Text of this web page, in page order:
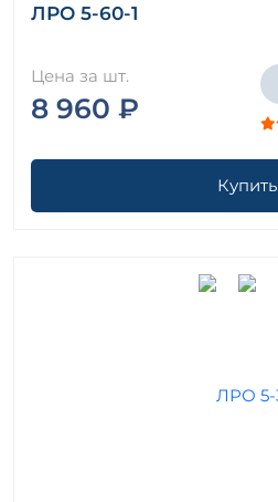
ЛРО 5-60-1
Цена за шт.
8 960 ₽
Купить